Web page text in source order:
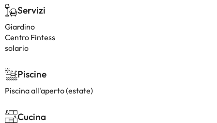
Servizi
Giardino
Centro Fintess
solario
Piscine
Piscina all'aperto (estate)
Cucina